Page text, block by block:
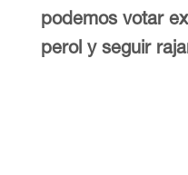
podemos votar
perol y seguir